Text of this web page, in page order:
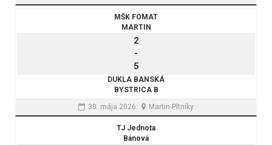
MŠK FOMAT
MARTIN
2
-
5
DUKLA BANSKÁ
BYSTRICA B
30. mája 2026
Martin-Pltníky
TJ Jednota
Bánová